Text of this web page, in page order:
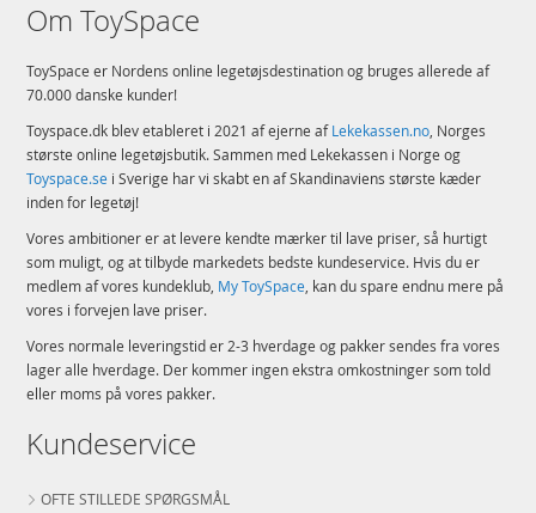
Om ToySpace
ToySpace er Nordens online legetøjsdestination og bruges allerede af
70.000 danske kunder!
Toyspace.dk blev etableret i 2021 af ejerne afLekekassen.no, Norges
største online legetøjsbutik. Sammen med Lekekassen i Norge og
Toyspace.se i Sverige har vi skabt en af Skandinaviens største kæder
inden for legetøj!
Vores ambitioner er at levere kendte mærker til lave priser, så hurtigt
som muligt, og at tilbyde markedets bedste kundeservice. Hvis du er
medlem af vores kundeklub, My ToySpace, kan du spare endnu mere på
vores i forvejen lave priser.
Vores normale leveringstid er 2-3 hverdage og pakker sendes fra vores
lager alle hverdage. Der kommer ingen ekstra omkostninger som told
eller moms på vores pakker.
Kundeservice
OFTE STILLEDE SPØRGSMÅL